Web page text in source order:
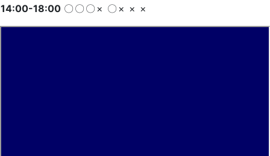
14:00-18:00 〇 〇 〇 × 〇 × × ×